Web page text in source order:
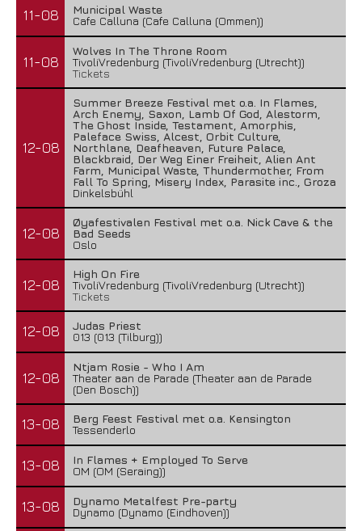
11-08
Municipal Waste
Cafe Calluna (Cafe Calluna (Ommen))
11-08
Wolves In The Throne Room
TivoliVredenburg (TivoliVredenburg (Utrecht))
Tickets
12-08
Summer Breeze Festival met o.a. In Flames,
Arch Enemy, Saxon, Lamb Of God, Alestorm,
The Ghost Inside, Testament, Amorphis,
Paleface Swiss, Alcest, Orbit Culture,
Northlane, Deafheaven, Future Palace,
Blackbraid, Der Weg Einer Freiheit, Alien Ant
Farm, Municipal Waste, Thundermother, From
Fall To Spring, Misery Index, Parasite inc., Groza
Dinkelsbühl
12-08
Øyafestivalen Festival met o.a. Nick Cave & the
Bad Seeds
Oslo
12-08
High On Fire
TivoliVredenburg (TivoliVredenburg (Utrecht))
Tickets
12-08
Judas Priest
013 (013 (Tilburg))
12-08
Ntjam Rosie - Who I Am
Theater aan de Parade (Theater aan de Parade
(Den Bosch))
13-08
Berg Feest Festival met o.a. Kensington
Tessenderlo
13-08
In Flames + Employed To Serve
OM (OM (Seraing))
13-08
Dynamo Metalfest Pre-party
Dynamo (Dynamo (Eindhoven))